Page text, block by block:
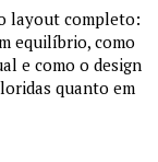
layout completo:
equilíbrio, como
e como o design
quanto em